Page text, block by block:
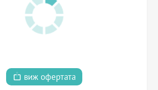
виж офертата